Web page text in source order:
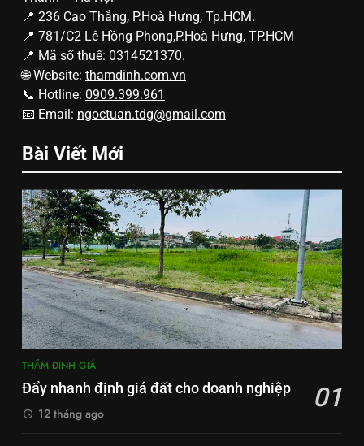
📍 236 Cao Thắng, P.Hoà Hưng, Tp.HCM.
📍 781/C2 Lê Hồng Phong,P.Hoà Hưng, TP.HCM
📍 Mã số thuế: 0314521370.
🌐 Website: thamdinh.com.vn
📞 Hotline: 0909.399.961
📧 Email: ngoctuan.tdg@gmail.com
Bài Viết Mới
THẨM ĐỊNH GIÁ
Đẩy nhanh định giá đất cho doanh nghiệp 01
12 tháng ago